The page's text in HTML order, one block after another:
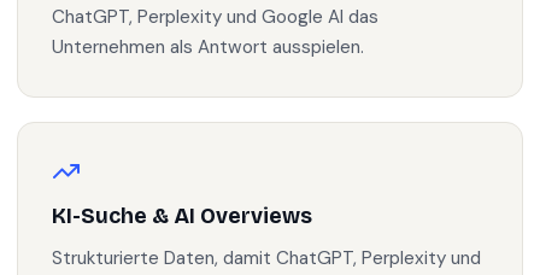
ChatGPT, Perplexity und Google AI das
Unternehmen als Antwort ausspielen.
KI-Suche & AI Overviews
Strukturierte Daten, damit ChatGPT, Perplexity und